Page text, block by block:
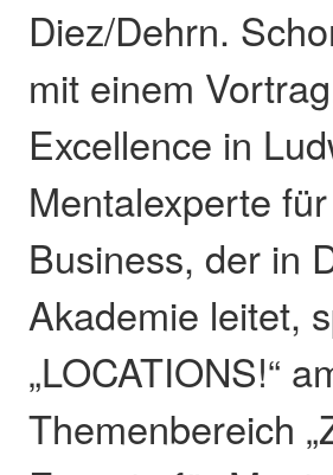
Diez/Dehrn.
mit einem
Excellence in
Mentalexperte
Business, der in
Akademie leitet,
„LOCATIONS!“
Themenbereich